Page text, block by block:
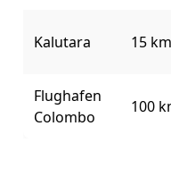
Kalutara 15 km
Flughafen
Colombo
100